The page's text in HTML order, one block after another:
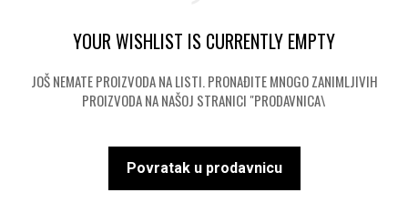
YOUR WISHLIST IS CURRENTLY EMPTY
JOŠ NEMATE PROIZVODA NA LISTI. PRONAĐITE MNOGO ZANIMLJIVIH
PROIZVODA NA NAŠOJ STRANICI "PRODAVNICA\
Povratak u prodavnicu